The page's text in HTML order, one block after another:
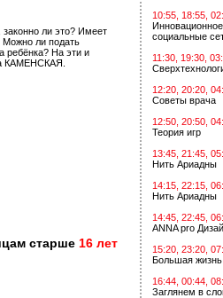
ли это? Имеет
Можно ли подать
ребёнка? На эти и
КАМЕНСКАЯ.
старше 16 лет
10:55, 18:55,
социальные
11:30, 19:30,
12:20, 20:20,
Советы врача
12:50, 20:50,
Теория игр
13:45, 21:45,
Нить Ариадны
14:15, 22:15,
Нить Ариадны
14:45, 22:45,
ANNA pro
15:20, 23:20,
Большая жизнь
16:44, 00:44,
Заглянем в